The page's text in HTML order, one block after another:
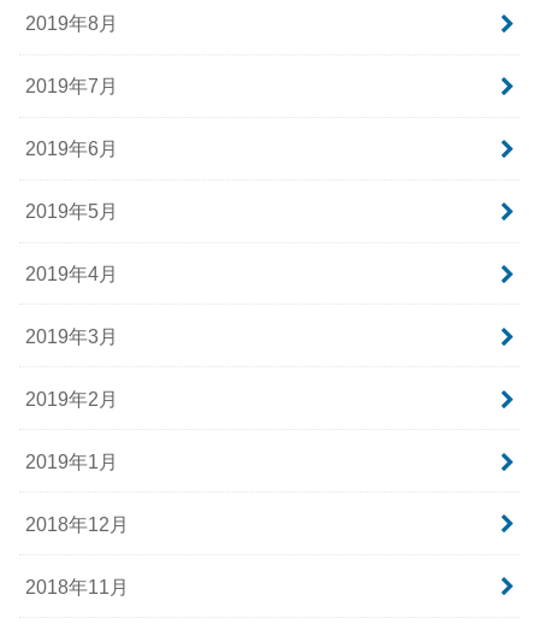
2019年8月
2019年7月
2019年6月
2019年5月
2019年4月
2019年3月
2019年2月
2019年1月
2018年12月
2018年11月